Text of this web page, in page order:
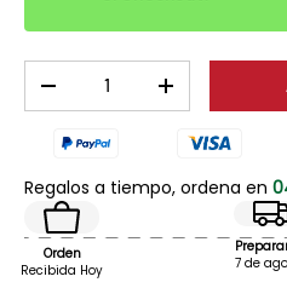
DISMINUIR CANTIDADAUMENTAR LA
Regalos a tiempo, ordena en
Orden
Recibida Hoy
7 de